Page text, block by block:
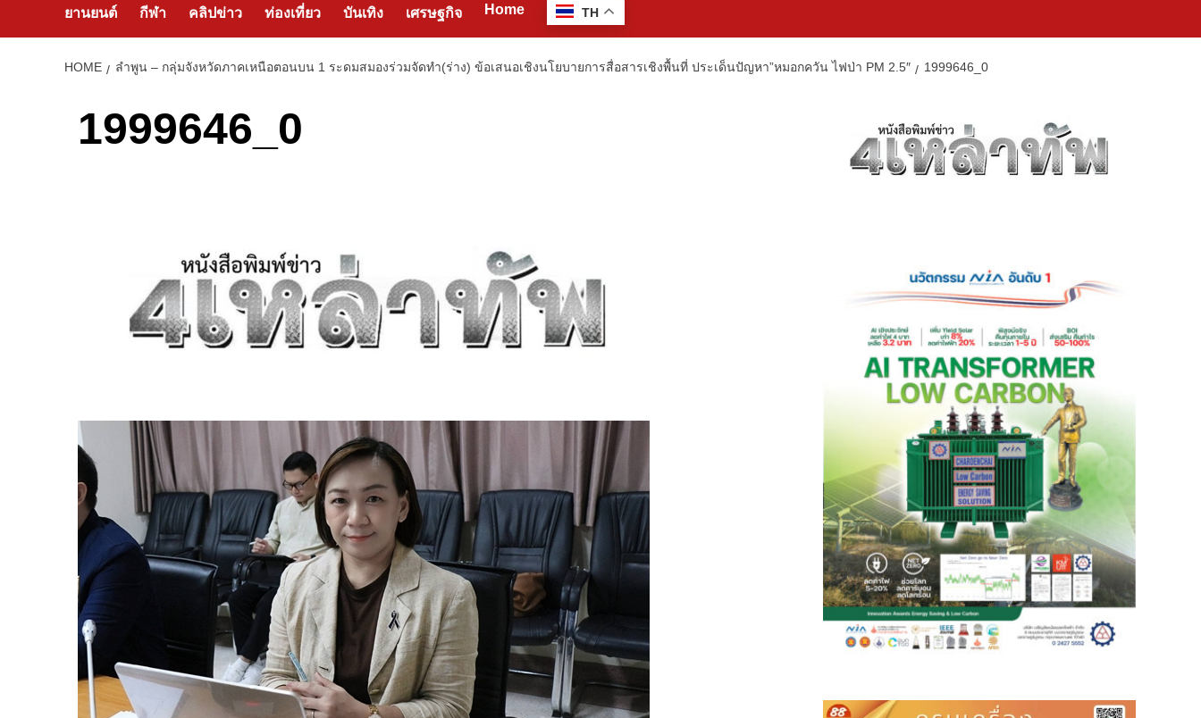
ยานยนต์ กีฬา คลิปข่าว ท่องเที่ยว บันเทิง เศรษฐกิจ Home TH
HOME ลำพูน – กลุ่มจังหวัดภาคเหนือตอนบน 1 ระดมสมองร่วมจัดทำ(ร่าง) ข้อเสนอเชิงนโยบายการสื่อสารเชิงพื้นที่ ประเด็นปัญหา”หมอกควัน ไฟป่า PM 2.5″ 1999646_0
1999646_0